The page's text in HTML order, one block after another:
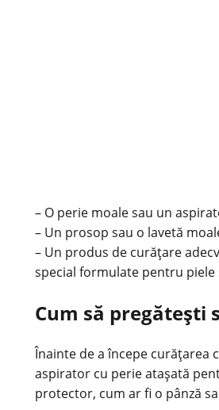
– O perie moale sau un
– Un prosop sau o lavetă
– Un produs de curățare
special formulate pentru
Cum să
Înainte de a începe curățarea
aspirator cu perie atașată
protector, cum ar fi o pânză